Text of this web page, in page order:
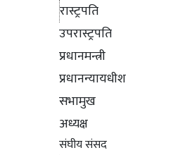
रास्ट्रपति
उपरास्ट्रपति
प्रधानमन्त्री
प्रधानन्यायधीश
सभामुख
अध्यक्ष
संघीय संसद